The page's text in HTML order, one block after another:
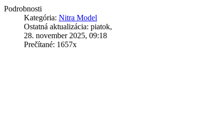
Podrobnosti
Kategória: Nitra Model
Ostatná aktualizácia: piatok,
28. november 2025, 09:18
Prečítané: 1657x